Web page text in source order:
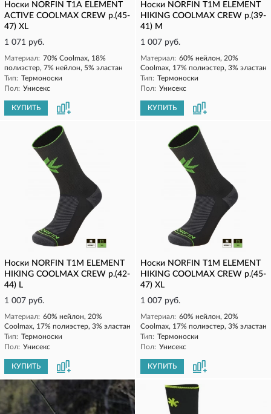
Носки NORFIN T1A ELEMENT
ACTIVE COOLMAX CREW р.(45-
47) XL
1 071 руб.
Материал: 70% Coolmax, 18%
полиэстер, 7% нейлон, 5% эластан
Тип: Термоноски
Пол: Унисекс
КУПИТЬ
Носки NORFIN T1M ELEMENT
HIKING COOLMAX CREW р.(39-
41) M
1 007 руб.
Материал: 60% нейлон, 20%
Coolmax, 17% полиэстер, 3% эластан
Тип: Термоноски
Пол: Унисекс
КУПИТЬ
Носки NORFIN T1M ELEMENT
HIKING COOLMAX CREW р.(42-
44) L
1 007 руб.
Материал: 60% нейлон, 20%
Coolmax, 17% полиэстер, 3% эластан
Тип: Термоноски
Пол: Унисекс
КУПИТЬ
Носки NORFIN T1M ELEMENT
HIKING COOLMAX CREW р.(45-
47) XL
1 007 руб.
Материал: 60% нейлон, 20%
Coolmax, 17% полиэстер, 3% эластан
Тип: Термоноски
Пол: Унисекс
КУПИТЬ